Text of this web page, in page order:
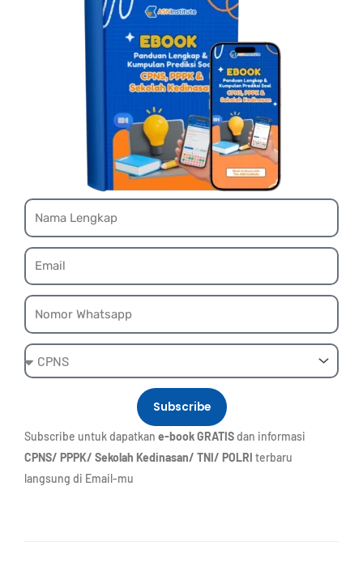
Name
Email
Whatsapp
Ebook
Subscribe
Subscribe untuk dapatkan e-book GRATISdan informasi
CPNS/ PPPK/ Sekolah Kedinasan/ TNI/ POLRI terbaru
langsung di Email-mu